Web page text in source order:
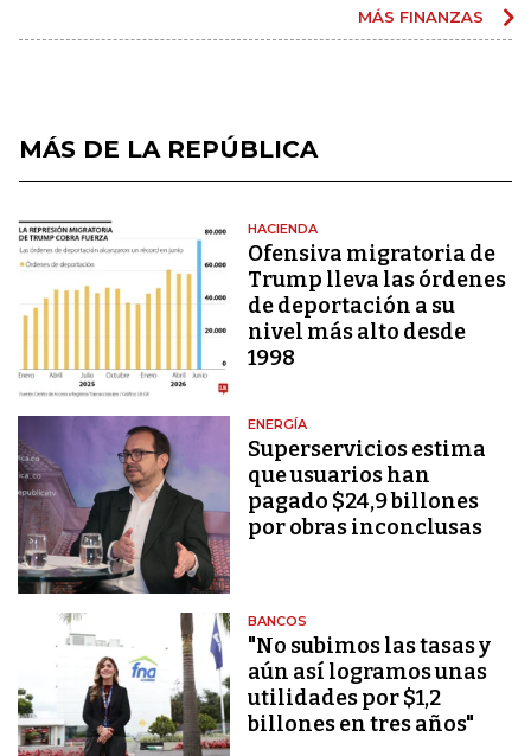
MÁS FINANZAS
MÁS DE LA REPÚBLICA
HACIENDA
Ofensiva migratoria de
Trump lleva las órdenes
de deportación a su
nivel más alto desde
1998
ENERGÍA
Superservicios estima
que usuarios han
pagado $24,9 billones
por obras inconclusas
BANCOS
"No subimos las tasas y
aún así logramos unas
utilidades por $1,2
billones en tres años"